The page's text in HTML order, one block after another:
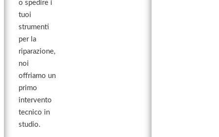
o spedire i
tuoi
strumenti
per la
riparazione,
noi
offriamo un
primo
intervento
tecnico in
studio.